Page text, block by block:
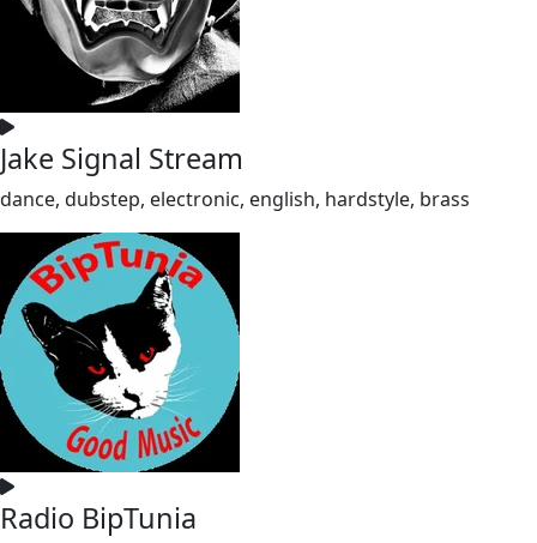
Jake Signal Stream
dance, dubstep, electronic, english, hardstyle, brass
Radio BipTunia